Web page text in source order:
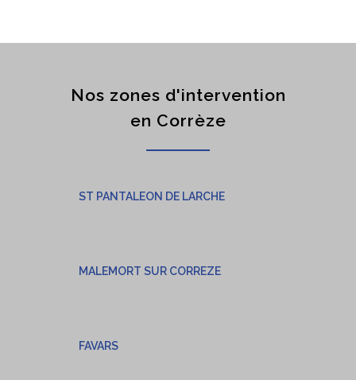
Nos zones d'intervention
en Corrèze
ST PANTALEON DE LARCHE
MALEMORT SUR CORREZE
FAVARS